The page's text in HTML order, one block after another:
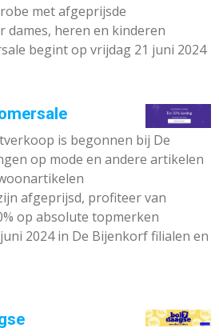
met afgeprijsde
dames, heren en kinderen
begint op vrijdag 21 juni 2024
is begonnen bij De
op mode en andere artikelen
afgeprijsd, profiteer van
op absolute topmerken
2024 in De Bijenkorf filialen en